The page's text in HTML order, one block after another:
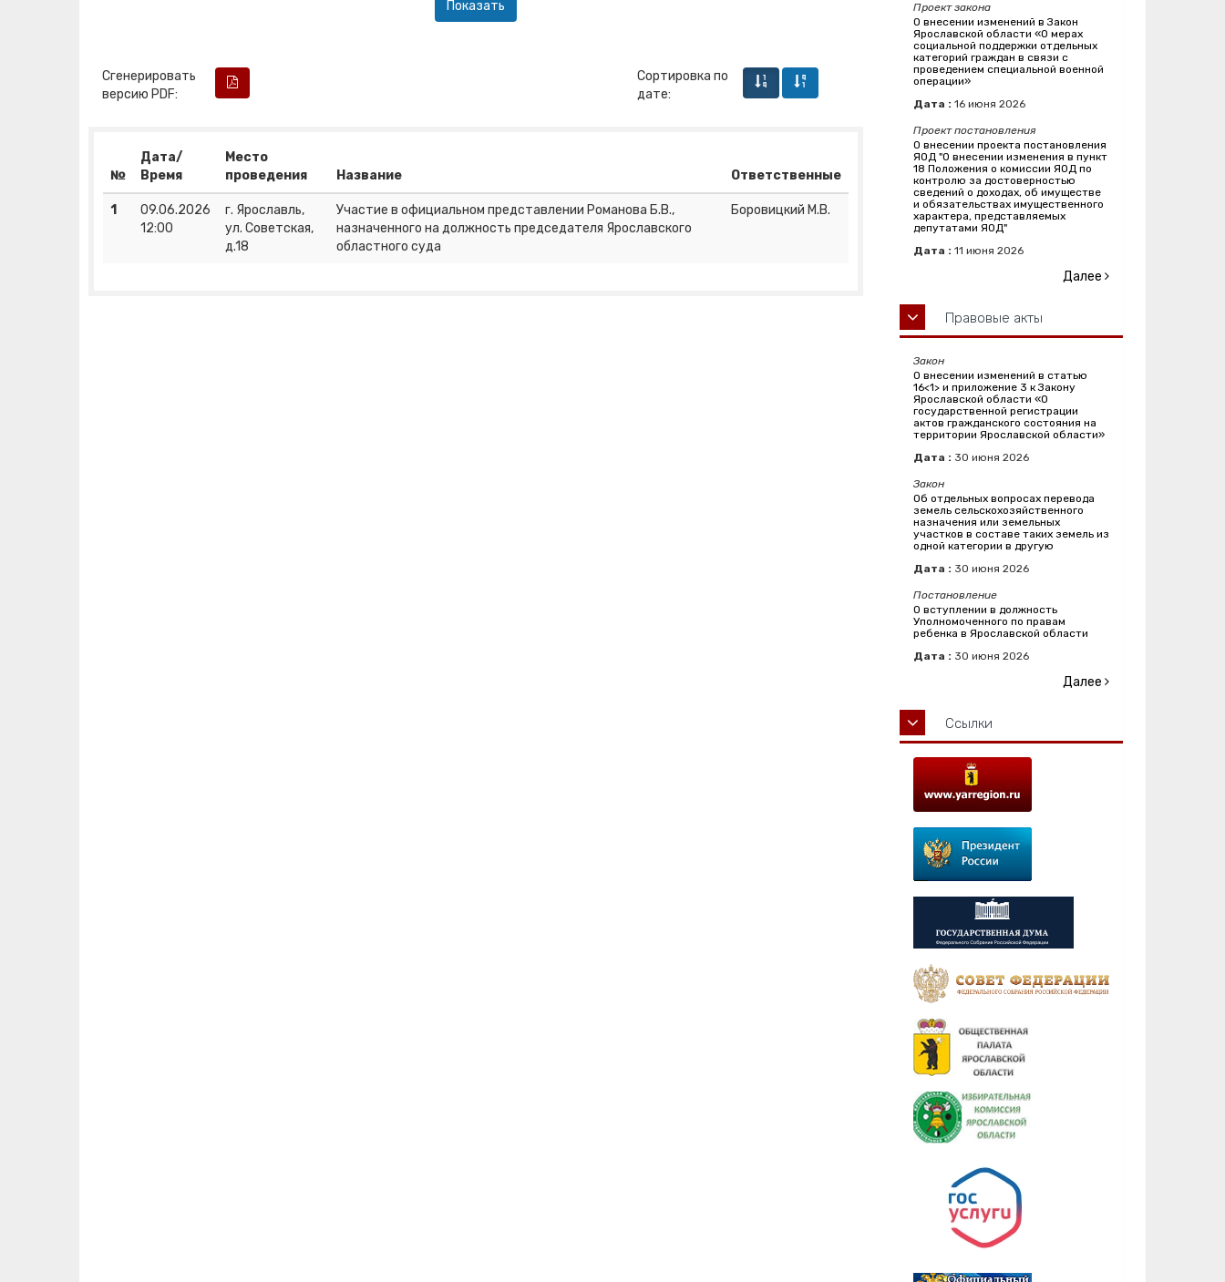
Сгенерировать
версию PDF:
Сортировка по
дате:
№
Дата/
Время
Место
проведения
Название Ответственные
1
09.06.2026
12:00
г. Ярославль,
ул. Советская,
д.18
Участие в официальном представлении Романова Б.В.,
назначенного на должность председателя Ярославского
областного суда
Боровицкий М.В.
Проект закона
О внесении изменений в Закон
Ярославской области «О мерах
социальной поддержки отдельных
категорий граждан в связи с
проведением специальной военной
операции»
Дата : 16 июня 2026
Проект постановления
О внесении проекта постановления
ЯОД "О внесении изменения в пункт
18 Положения о комиссии ЯОД по
контролю за достоверностью
сведений о доходах, об имуществе
и обязательствах имущественного
характера, представляемых
депутатами ЯОД"
Дата : 11 июня 2026
Далее
Правовые акты
Закон
О внесении изменений в статью
16<1> и приложение 3 к Закону
Ярославской области «О
государственной регистрации
актов гражданского состояния на
территории Ярославской области»
Дата : 30 июня 2026
Закон
Об отдельных вопросах перевода
земель сельскохозяйственного
назначения или земельных
участков в составе таких земель из
одной категории в другую
Дата : 30 июня 2026
Постановление
О вступлении в должность
Уполномоченного по правам
ребенка в Ярославской области
Дата : 30 июня 2026
Далее
Ссылки